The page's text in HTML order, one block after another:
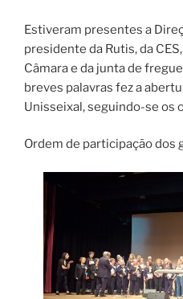
Estiveram presentes a
presidente da Rutis, da
Câmara e da junta de
breves palavras fez a
Unisseixal, seguindo-se os
Ordem de participação dos